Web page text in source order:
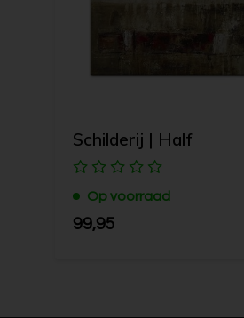
Schilderij | Half
Op voorraad
99,95